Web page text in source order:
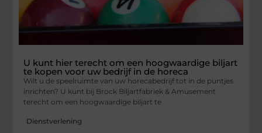
U kunt hier terecht om een hoogwaardige biljart
te kopen voor uw bedrijf in de horeca
Wilt u de speelruimte van uw horecabedrijf tot in de puntjes
inrichten? U kunt bij Brock Biljartfabriek & Amusement
terecht om een hoogwaardige biljart te
Dienstverlening